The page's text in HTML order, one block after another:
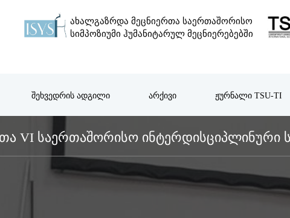
ᲐᲮᲐᲚᲒᲐᲖᲠᲓᲐ ᲛᲔᲪᲜᲘᲔᲠᲗᲐ ᲡᲐᲔᲠᲗᲐᲨᲝᲠᲘᲡᲝ
ᲡᲘᲛᲞᲝᲖᲘᲣᲛᲘ ᲰᲣᲛᲐᲜᲘᲢᲐᲠᲣᲚ ᲛᲔᲪᲜᲘᲔᲠᲔᲑᲔᲑᲨᲘ
ᲨᲔᲮᲕᲔᲓᲠᲘᲡ ᲐᲓᲒᲘᲚᲘ ᲐᲠᲥᲘᲕᲘ ᲟᲣᲠᲜᲐᲚᲘ TSU-TI
VI ᲡᲐᲔᲠᲗᲐᲨᲝᲠᲘᲡᲝ ᲘᲜᲢᲔᲠᲓᲘᲡᲪᲘᲞᲚᲘᲜᲣᲠᲘ